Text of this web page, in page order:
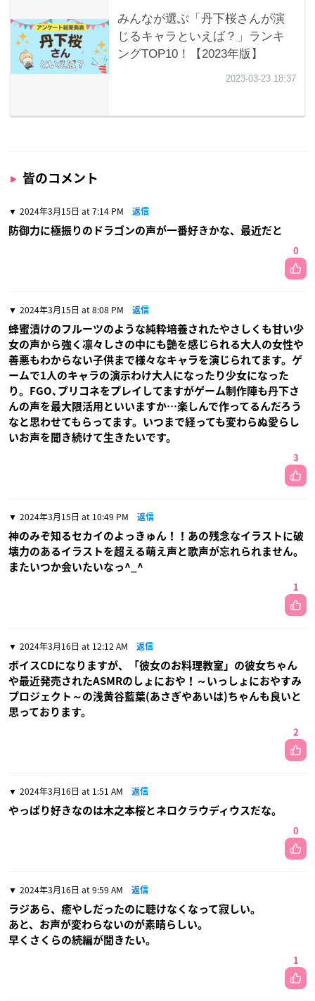
皆のコメント
2024年3月15日 at 7:14 PM 返信
防御力に極振りのドラゴンの声が一番好きかな、最近だと
0
2024年3月15日 at 8:08 PM 返信
蜂蜜漬けのフルーツのような純粋培養されたやさしくも甘い少
女の声から強く凛々しさの中にも艶を感じられる大人の女性や
善悪もわからない子供まで様々なキャラを演じられてます。ゲ
ームで1人のキャラの演示わけ大人になったり少女になった
り。FGO､プリコネをプレイしてますがゲーム制作陣も丹下さ
んの声を最大限活用といいますか…楽しんで作ってるんだろう
なと思わせてもらってます。いつまで経っても変わらぬ愛らし
いお声を聞き続けて生きたいです。
3
2024年3月15日 at 10:49 PM 返信
神のみぞ知るセカイのよっきゅん！！あの残念なイラストに破
壊力のあるイラストを超える萌え声と歌声が忘れられません。
またいつか会いたいなっ^_^
1
2024年3月16日 at 12:12 AM 返信
ボイスCDになりますが、「彼女のお料理教室」の彼女ちゃん
や最近発売されたASMRのしょにおや！～いっしょにおやすみ
プロジェクト～の浅黄谷藍葉(あさぎやあいは)ちゃんも良いと
思っております。
2
2024年3月16日 at 1:51 AM 返信
やっぱり好きなのは木之本桜とネロクラウディウスだな。
0
2024年3月16日 at 9:59 AM 返信
ラジあら、癒やしだったのに聴けなくなって寂しい。
あと、お声が変わらないのが素晴らしい。
早くさくらの続編が聞きたい。
1